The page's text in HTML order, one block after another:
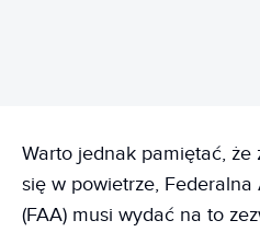
Warto jednak pamiętać, że
się w powietrze,
(FAA) musi wydać na to